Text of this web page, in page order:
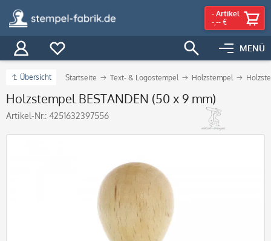
MENÜ
- Artikel
-,-- €
Übersicht Startseite Text- & Logostempel Holzstempel
Holzstempel BESTANDEN (50 x 9 mm)
Artikel-Nr.: 4251632397556